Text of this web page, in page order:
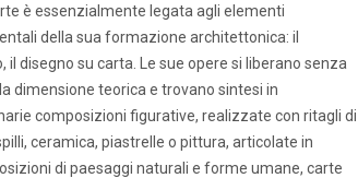
è essenzialmente legata agli elementi
della sua formazione architettonica: il
il disegno su carta. Le sue opere si liberano senza
dimensione teorica e trovano sintesi in
composizioni figurative, realizzate con ritagli di
ceramica, piastrelle o pittura, articolate in
di paesaggi naturali e forme umane, carte